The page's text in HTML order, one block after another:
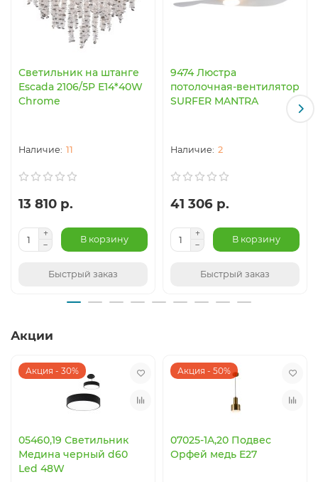
Светильник на штанге
Escada 2106/5P E14*40W
Chrome
11
13 810 р.
В корзину
Быстрый заказ
9474 Люстра
потолочная-вентилятор
SURFER MANTRA
2
41 306 р.
В корзину
Быстрый заказ
Акции
Акция - 30%
05460,19 Светильник
Медина черный d60
Led 48W
Акция - 50%
07025-1A,20 Подвес
Орфей медь E27